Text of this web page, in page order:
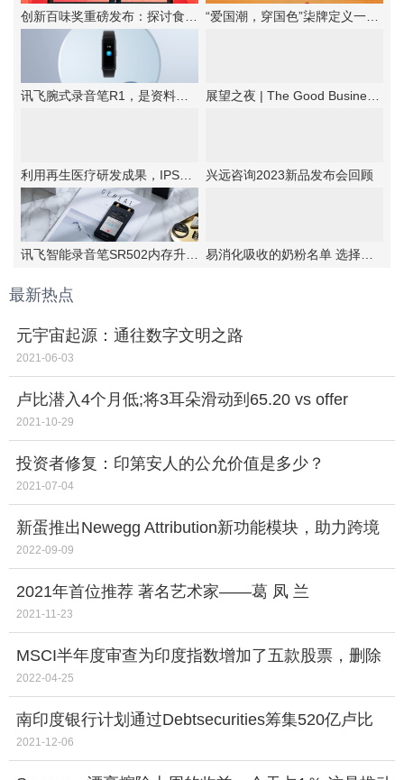
兴远咨询2023新品发布会回顾
最新热点
元宇宙起源：通往数字文明之路
2021-06-03
卢比潜入4个月低;将3耳朵滑动到65.20 vs offer
fedmeet
2021-10-29
投资者修复：印第安人的公允价值是多少？
2021-07-04
新蛋推出Newegg Attribution新功能模块，助力跨境
电商卖家抓住海外市场营销红利
2022-09-09
2021年首位推荐 著名艺术家——葛 凤 兰
2021-11-23
MSCI半年度审查为印度指数增加了五款股票，删除
了四个;检查什么
2022-04-25
南印度银行计划通过Debtsecurities筹集520亿卢比
2021-12-06